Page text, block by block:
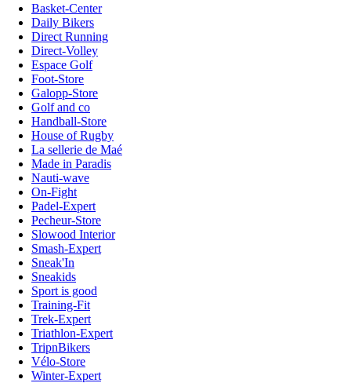
Basket-Center
Daily Bikers
Direct Running
Direct-Volley
Espace Golf
Foot-Store
Galopp-Store
Golf and co
Handball-Store
House of Rugby
La sellerie de Maé
Made in Paradis
Nauti-wave
On-Fight
Padel-Expert
Pecheur-Store
Slowood Interior
Smash-Expert
Sneak'In
Sneakids
Sport is good
Training-Fit
Trek-Expert
Triathlon-Expert
TripnBikers
Vélo-Store
Winter-Expert